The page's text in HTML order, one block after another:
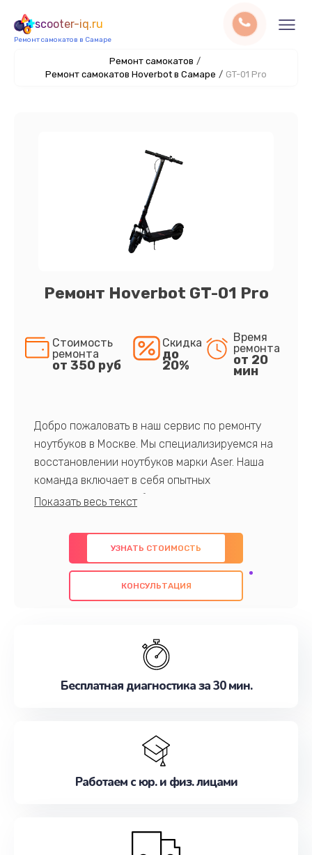
scooter-iq.ru
Ремонт самокатов в Самаре
Ремонт самокатов /
Ремонт самокатов Hoverbot в Самаре / GT-01 Pro
Ремонт Hoverbot GT-01 Pro
Стоимость
ремонта
от 350 руб
Скидка
до
20%
Время
ремонта
от 20
мин
Добро пожаловать в наш сервис по ремонту
ноутбуков в Москве. Мы специализируемся на
восстановлении ноутбуков марки Aser. Наша
команда включает в себя опытных
профессионалов с обширными знаниями и
предлагаем быстрый и качественный ремонт с
использованием оригинальных компонентов, а
также гарантируем качество всех
проведенных работ. Наша цель - предоставить
наилучшим образом. Не медлите записаться на
УЗНАТЬ СТОИМОСТЬ
КОНСУЛЬТАЦИЯ
Бесплатная диагностика за 30 мин.
Работаем с юр. и физ. лицами